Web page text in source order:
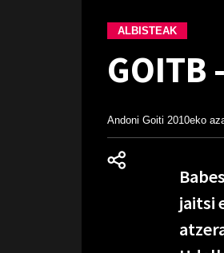
ALBISTEAK
Andoni Goiti 2010eko
jaitsi